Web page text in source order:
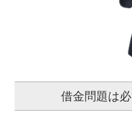
借金問題は